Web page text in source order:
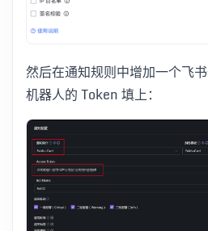
然后在通知规则中增加一个飞
机器人的 Token 填上：